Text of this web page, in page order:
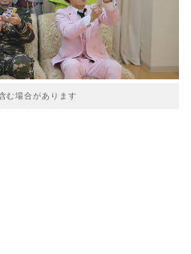
む場合があります